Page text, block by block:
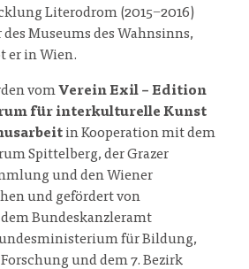
Literodrom (2015−2016)
Museums des Wahnsinns,
er in Wien.
vomVerein Exil – Edition
für interkulturelle Kunst
in Kooperation mit dem
Spittelberg, der Grazer
und den Wiener
und gefördert von
Bundeskanzleramt
für Bildung,
und dem 7. Bezirk